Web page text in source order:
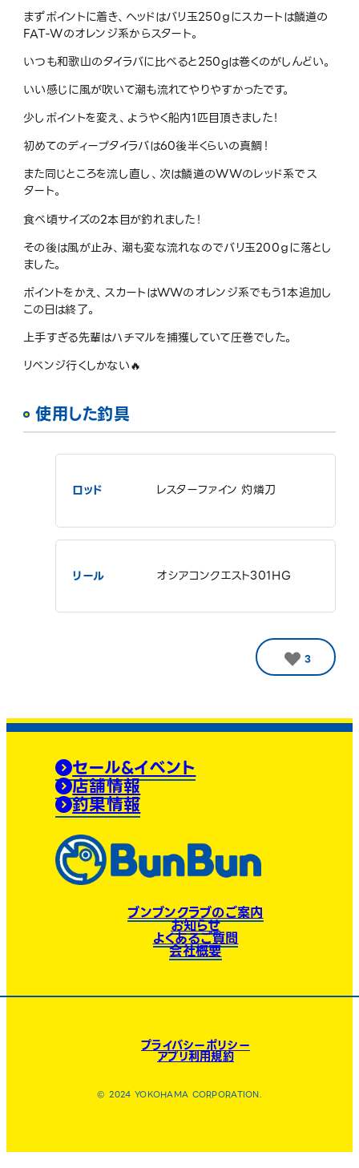
まずポイントに着き、ヘッドはバリ玉250ｇにスカートは鱗道の
FAT-Wのオレンジ系からスタート。
いつも和歌山のタイラバに比べると250gは巻くのがしんどい。
いい感じに風が吹いて潮も流れてやりやすかったです。
少しポイントを変え、ようやく船内1匹目頂きました！
初めてのディープタイラバは60後半くらいの真鯛！
また同じところを流し直し、次は鱗道のWWのレッド系でス
タート。
食べ頃サイズの2本目が釣れました！
その後は風が止み、潮も変な流れなのでバリ玉200ｇに落とし
ました。
ポイントをかえ、スカートはWWのオレンジ系でもう1本追加し
この日は終了。
上手すぎる先輩はハチマルを捕獲していて圧巻でした。
リベンジ行くしかない🔥
使用した釣具
ロッド レスターファイン 灼燐刀
リール オシアコンクエスト301HG
3
セール&イベント
店舗情報
釣果情報
ブンブンクラブのご案内
お知らせ
よくあるご質問
会社概要
プライバシーポリシー
アプリ利用規約
© 2024 YOKOHAMA CORPORATION.